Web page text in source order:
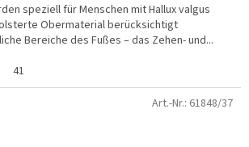
speziell für Menschen mit Hallux valgus
Obermaterial berücksichtigt
Bereiche des Fußes – das Zehen- und...
41
Art.-Nr.: 61848/37